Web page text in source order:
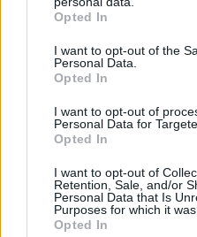
grant or deny consent to
use your data for below
consent section.
Opted In
I want to opt-out of the
Personal Data.
Opted In
I want to opt-out of
Personal Data for
Opted In
I want to opt-out of
Retention, Sale, and/or
Personal Data that Is
Purposes for which it was
Opted In
να ψηφίσετε, για το
Κατόπιν, πάτε να
ΑΠΑΝΤΗΣΗ
@Catr
14.06.2026, 13:38
+1000
Αλέξης
14.06.2026, 12:09